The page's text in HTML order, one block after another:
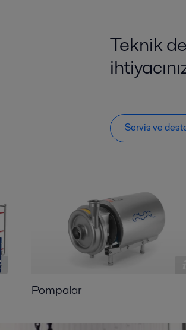
Teknik
Servis ve
Pompalar